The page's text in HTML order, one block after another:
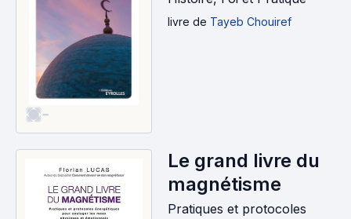
-
livre de Tayeb Chouiref
Le grand livre du
magnétisme
Pratiques et protocoles